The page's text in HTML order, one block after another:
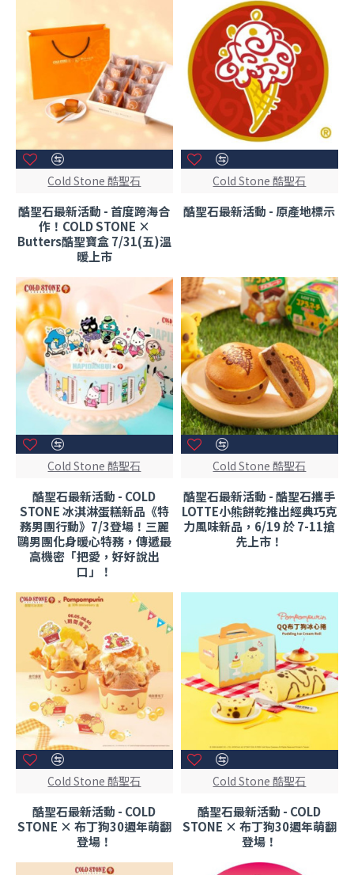
Cold Stone 酷聖石
酷聖石最新活動 - 首度跨海合
作！COLD STONE ×
Butters酷聖寶盒 7/31(五)溫
暖上市
Cold Stone 酷聖石
酷聖石最新活動 - 原產地標示
Cold Stone 酷聖石
酷聖石最新活動 - COLD
STONE 冰淇淋蛋糕新品《特
務男團行動》7/3登場！三麗
鷗男團化身暖心特務，傳遞最
高機密「把愛，好好說出
口」！
Cold Stone 酷聖石
酷聖石最新活動 - 酷聖石攜手
LOTTE小熊餅乾推出經典巧克
力風味新品，6/19 於 7-11搶
先上市！
Cold Stone 酷聖石
酷聖石最新活動 - COLD
STONE × 布丁狗30週年萌翻
登場！
Cold Stone 酷聖石
酷聖石最新活動 - COLD
STONE × 布丁狗30週年萌翻
登場！